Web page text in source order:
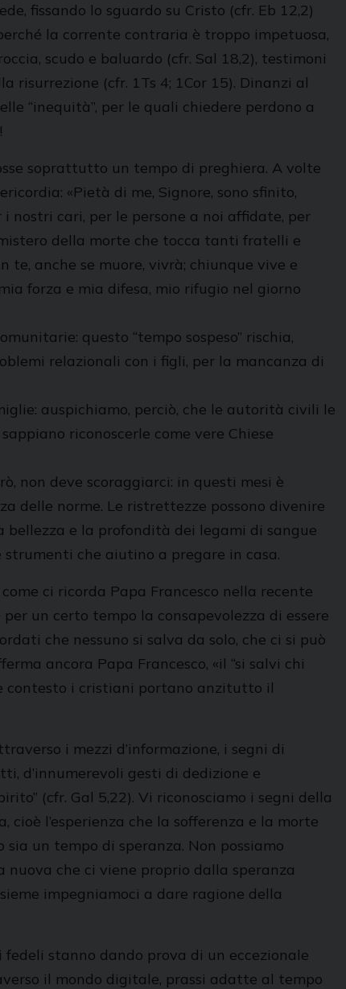
fissando lo sguardo su Cristo (cfr. Eb 12,2)
la corrente contraria è troppo impetuosa,
scudo e baluardo (cfr. Sal 18,2), testimoni
risurrezione (cfr. 1Ts 4; 1Cor 15). Dinanzi al
“inequità”, per le quali chiedere perdono a
soprattutto un tempo di preghiera. A volte
«Pietà di me, Signore, sono sfinito,
nostri cari, per le persone a noi affidate, per
della morte che tocca tanti fratelli e
te, anche se muore, vivrà; chiunque vive e
forza e mia difesa, mio rifugio nel giorno
questo “tempo sospeso” rischia,
relazionali con i figli, per la mancanza di
auspichiamo, perciò, che le autorità civili le
riconoscerle come vere Chiese
non deve scoraggiarci: in questi mesi è
delle norme. Le ristrettezze possono divenire
bellezza e la profondità dei legami di sangue
che aiutino a pregare in casa.
ci ricorda Papa Francesco nella recente
un certo tempo la consapevolezza di essere
che nessuno si salva da solo, che ci si può
ancora Papa Francesco, «il “si salvi chi
contesto i cristiani portano anzitutto il
i mezzi d’informazione, i segni di
d’innumerevoli gesti di dedizione e
(cfr. Gal 5,22). Vi riconosciamo i segni della
l’esperienza che la sofferenza e la morte
un tempo di speranza. Non possiamo
che ci viene proprio dalla speranza
impegniamoci a dare ragione della
stanno dando prova di un eccezionale
il mondo digitale, prassi adatte al tempo